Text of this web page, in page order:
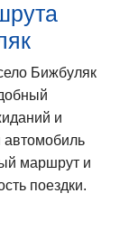
Бижбуляк
и
маршрут и
поездки.